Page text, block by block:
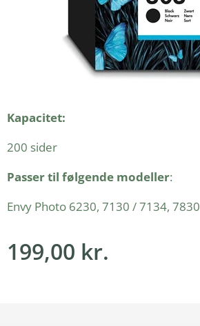
Kapacitet:
200 sider
Passer til følgende modeller:
Envy Photo 6230, 7130 / 7134, 7830
199,00 kr.